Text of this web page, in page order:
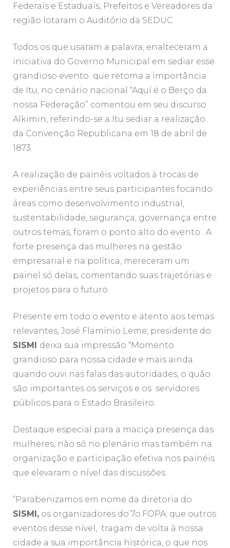
Federais e Estaduais, Prefeitos e Vereadores da
região lotaram o Auditório da SEDUC.
Todos os que usaram a palavra, enalteceram a
iniciativa do Governo Municipal em sediar esse
grandioso evento que retoma a importância
de Itu, no cenário nacional “Aquí é o Berço da
nossa Federação” comentou em seu discurso
Alkimin, referindo-se a Itu sediar a realização
da Convenção Republicana em 18 de abril de
1873.
A realização de painéis voltados à trocas de
experiências entre seus participantes focando
áreas como desenvolvimento industrial,
sustentabilidade, segurança, governança entre
outros temas, foram o ponto alto do evento . A
forte presença das mulheres na gestão
empresarial e na política, mereceram um
painel só delas, comentando suas trajetórias e
projetos para o futuro.
Presente em todo o evento e atento aos temas
relevantes, José Flamínio Leme, presidente do
SISMI deixa sua impressão “Momento
grandioso para nossa cidade e mais ainda
quando ouvi nas falas das autoridades, o quão
são importantes os serviços e os servidores
públicos para o Estado Brasileiro.
Destaque especial para a maciça presença das
mulheres, não só no plenário mas também na
organização e participação efetiva nos painéis
que elevaram o nível das discussões.
“Parabenizamos em nome da diretoria do
SISMI, os organizadores do 7o.FOPA; que outros
eventos desse nível, tragam de volta à nossa
cidade a sua importância histórica, o que nos